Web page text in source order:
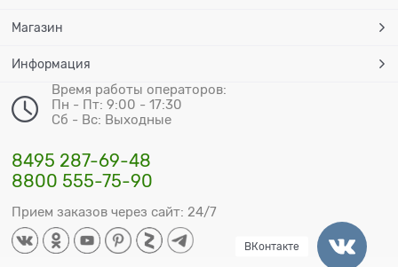
Магазин
Информация
Время работы операторов:
Пн - Пт: 9:00 - 17:30
Сб - Вс: Выходные
8495 287-69-48
8800 555-75-90
Прием заказов через сайт: 24/7
ВКонтакте